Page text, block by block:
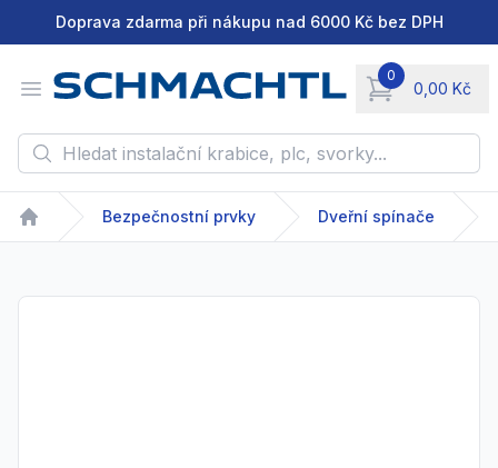
Doprava zdarma při nákupu nad 6000 Kč bez DPH
Open menu
0
0,00 Kč
items in cart,
Hledat instalační krabice, plc, svorky...
Home
Bezpečnostní prvky Dveřní spínače